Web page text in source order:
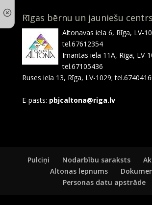
Rīgas bērnu un jauniešu
Altonavas iela 6, Rīga, LV-
tel.67612354
Imantas iela 11A, Rīga, LV-
tel.67105436
Ruses iela 13, Rīga, LV-1029;
E-pasts: pbjcaltona@riga.lv
Pulciņi Nodarbību saraksts
Altonas lepnums
Personas datu apstrāde